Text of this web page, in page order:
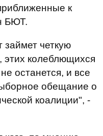
к
БЮТ.
займет четкую
этих колеблющихся
останется, и все
обещание о
коалиции", -